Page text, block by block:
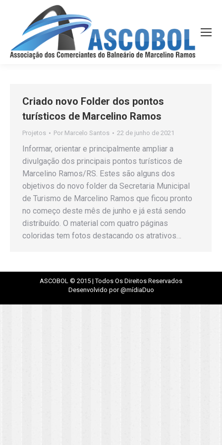
Criado novo Folder dos pontos
turísticos de Marcelino Ramos
Projetos Por Marcelo Santos 22 de junho de 2021
Informar, orientar e principalmente ampliar a
divulgação dos principais pontos turísticos de
Marcelino Ramos/RS. Estes são alguns dos
objetivos do novo folder da Secretaria Municipal
de Turismo de Marcelino Ramos que ficou pronto
no começo deste mês de junho e já está sendo
distribuído. O material com quatro páginas
coloridas tem fotos destacando os atrativos…
ASCOBOL © 2015 | Todos Os Direitos Reservados
Desenvolvido por @mídiaDuo